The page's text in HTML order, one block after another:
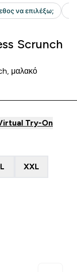
Scrunch
μαλακό
Try-On
XXL